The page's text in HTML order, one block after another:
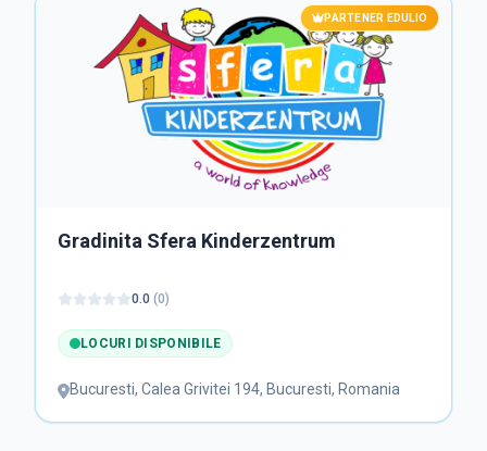
PARTENER EDULIO
Gradinita Sfera Kinderzentrum
0.0 (0)
LOCURI DISPONIBILE
Bucuresti, Calea Grivitei 194, Bucuresti, Romania